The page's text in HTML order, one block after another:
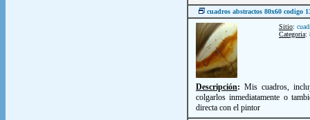
cuadros abstractos 80x60 codigo
Sitio:
Categoria:
Descripción: Mis cuadros,
colgarlos inmediatamente o
directa con el pintor